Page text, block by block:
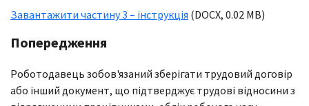
Завантажити частину 3 – інструкція (DOCX, 0.02 MB)
Попередження
Роботодавець зобов'язаний зберігати трудовий договір
або інший документ, що підтверджує трудові відносини з